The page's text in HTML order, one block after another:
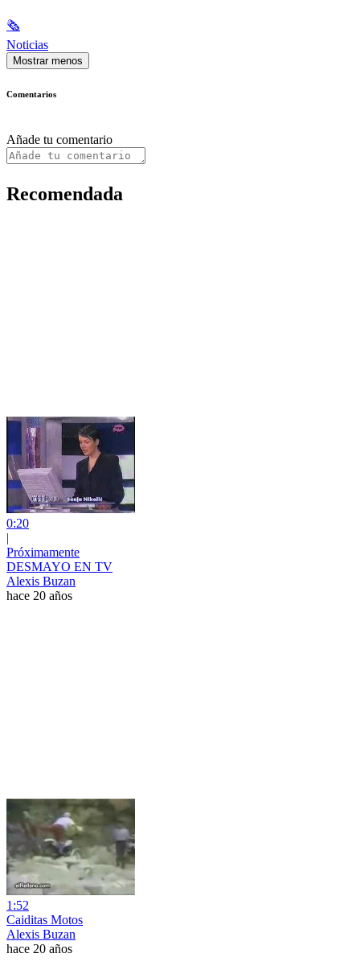
🗞
Noticias
Mostrar menos
Comentarios
Añade tu comentario
Recomendada
0:20
|
Próximamente
DESMAYO EN TV
Alexis Buzan
hace 20 años
1:52
Caiditas Motos
Alexis Buzan
hace 20 años